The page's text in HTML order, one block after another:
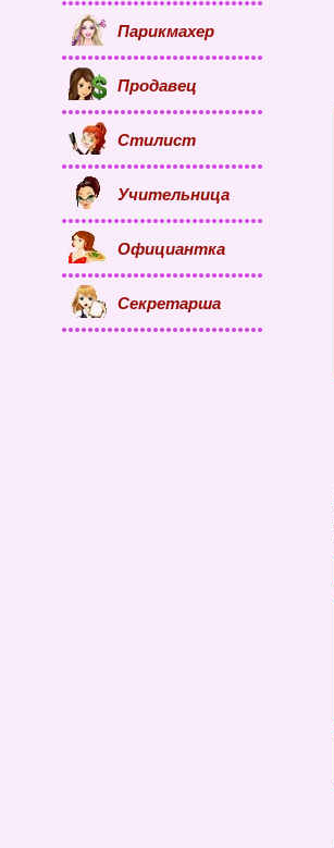
Парикмахер
Продавец
Стилист
Учительница
Официантка
Секретарша